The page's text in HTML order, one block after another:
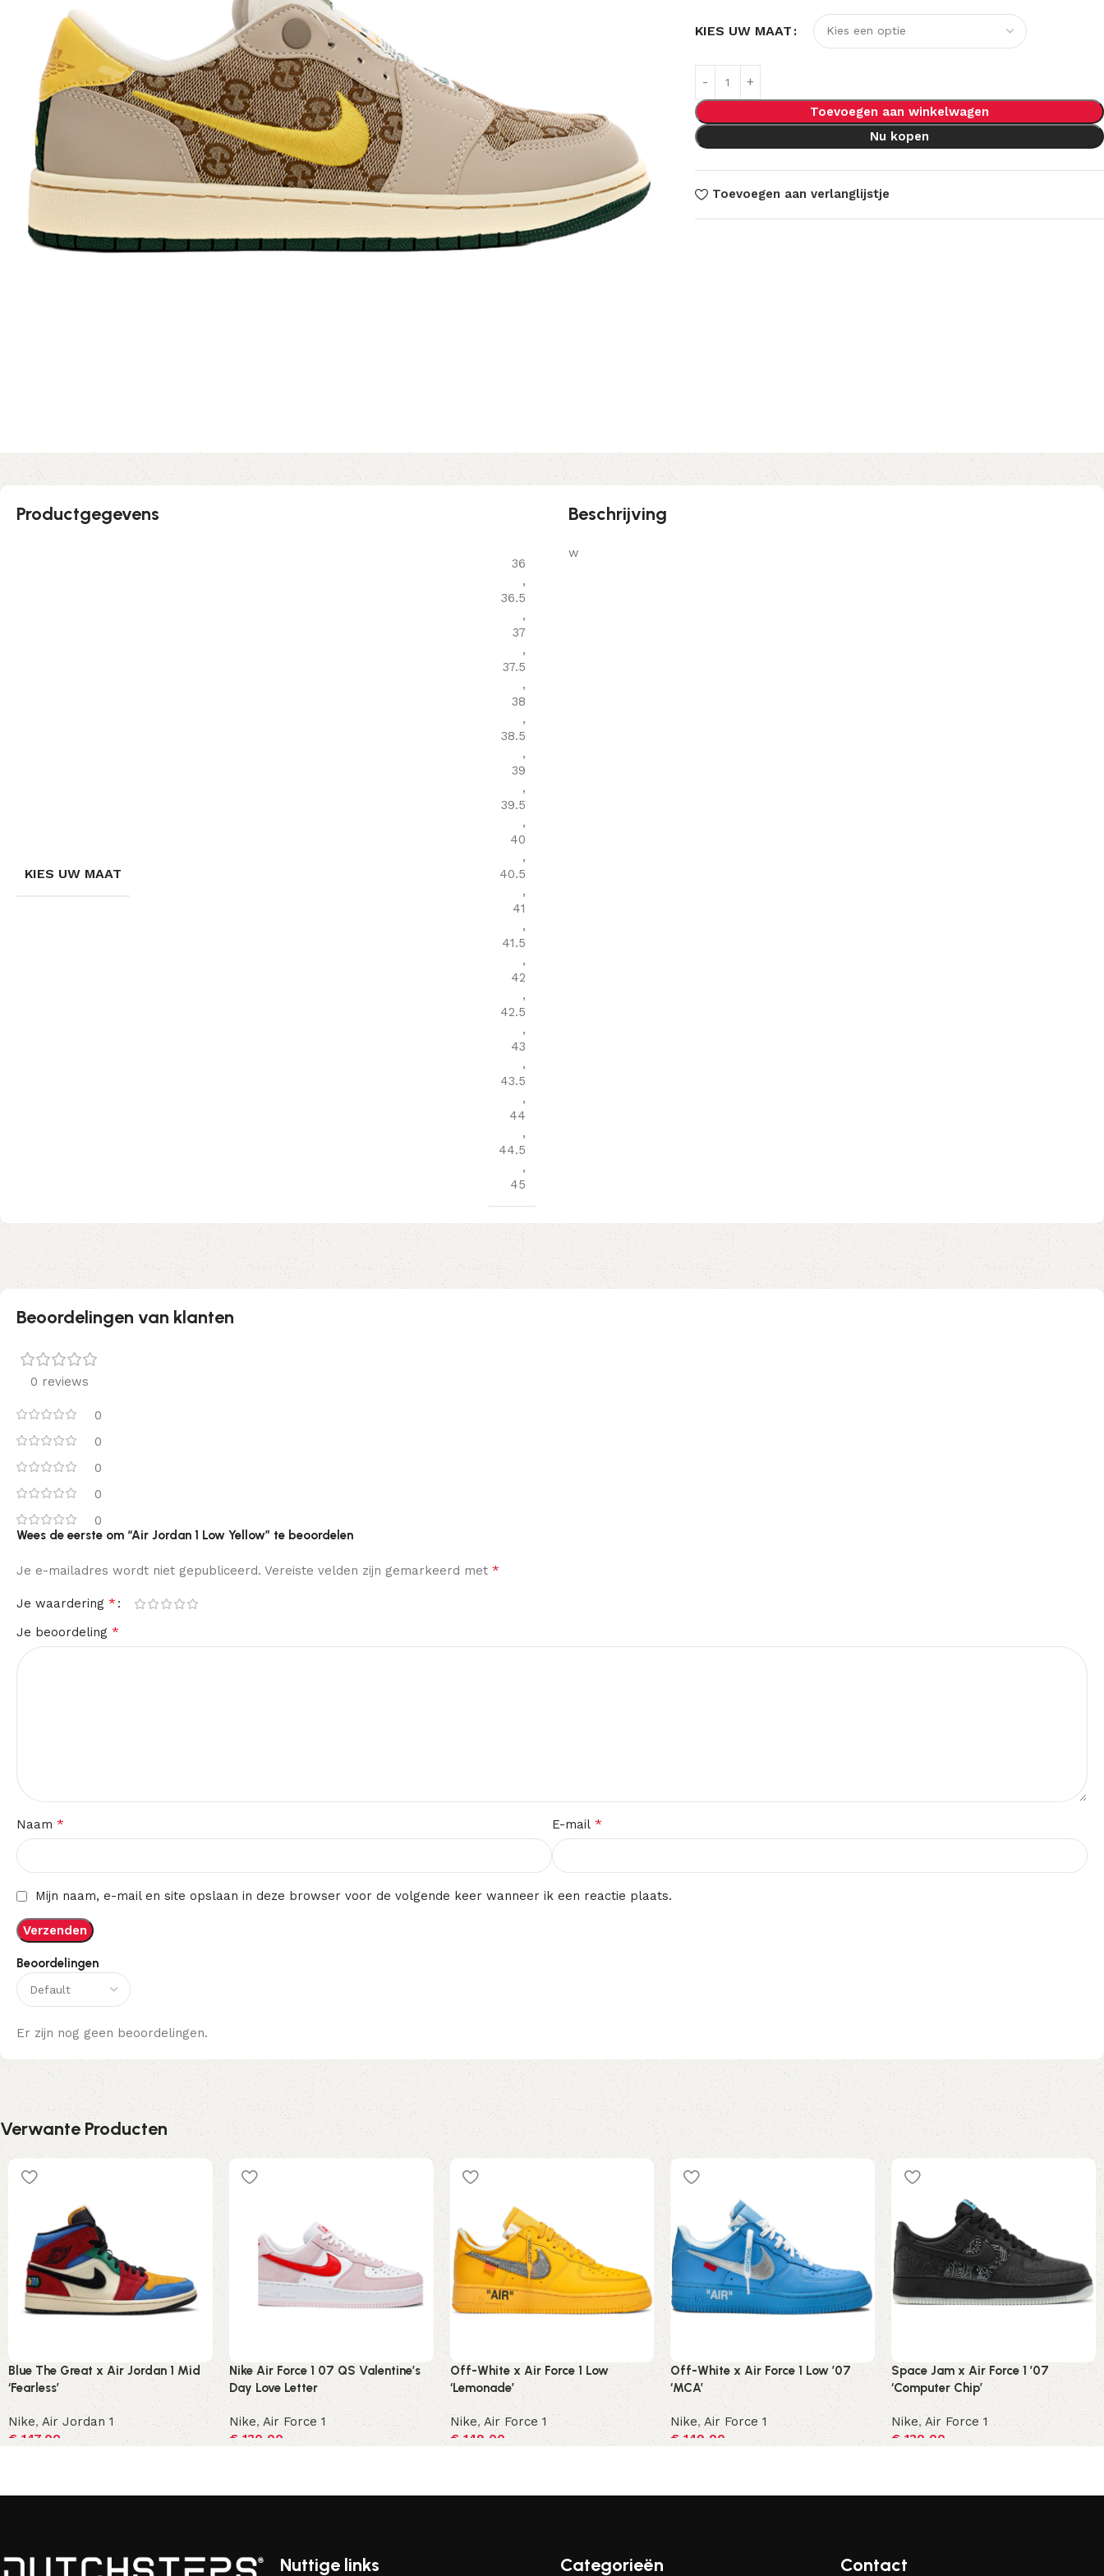
KIES UW MAAT
Toevoegen aan winkelwagen
Nu kopen
Toevoegen aan verlanglijstje
Productgegevens
KIES UW MAAT
36
,
36.5
,
37
,
37.5
,
38
,
38.5
,
39
,
39.5
,
40
,
40.5
,
41
,
41.5
,
42
,
42.5
,
43
,
43.5
,
44
,
44.5
,
45
Beschrijving
w
Beoordelingen van klanten
0 reviews
0
0
0
0
0
Beoordelingen
Er zijn nog geen beoordelingen.
Wees de eerste om “Air Jordan 1 Low Yellow” te beoordelen
Je e-mailadres wordt niet gepubliceerd. Vereiste velden zijn gemarkeerd met *
Je waardering *
Je beoordeling *
Naam * E-mail *
Mijn naam, e-mail en site opslaan in deze browser voor de volgende keer wanneer ik een reactie plaats.
Verwante Producten
Blue The Great x Air Jordan 1 Mid
‘Fearless’
Nike,Air Jordan 1
€147,00
Nike Air Force 1 07 QS Valentine’s
Day Love Letter
Nike, Air Force 1
€ 130,00
Off-White x Air Force 1 Low
‘Lemonade’
Nike,Air Force 1
€149,00
Off-White x Air Force 1 Low ’07
‘MCA’
Nike,Air Force 1
€ 149,00
Space Jam x Air Force 1 ’07
‘Computer Chip’
Nike,Air Force 1
€130,00
Nuttige links Categorieën Contact